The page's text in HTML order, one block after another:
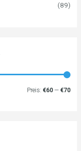
(89)
Preis: €60— €70